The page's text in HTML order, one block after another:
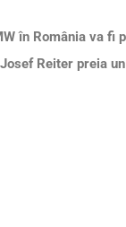
în România va fi
Reiter preia